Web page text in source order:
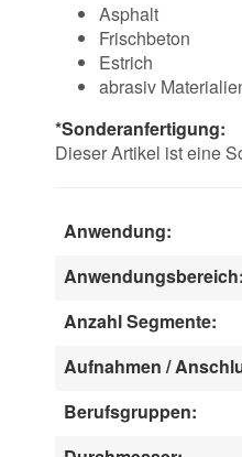
Asphalt
Frischbeton
Estrich
abrasiv
*Sonderanfertigung:
Dieser Artikel ist eine
Anwendung:
Anwendungsbereich:
Anzahl Segmente:
Aufnahmen /
Berufsgruppen: